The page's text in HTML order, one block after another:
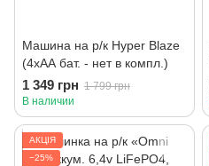
Машина на р/к Hyper Blaze
(4хАА бат. - нет в компл.)
1 349 грн 1 799 грн
В наличии
АКЦІЯ
−25%